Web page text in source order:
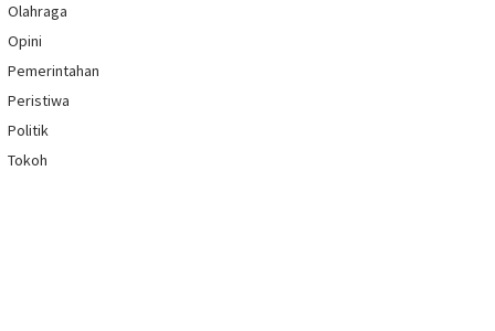
Olahraga
Opini
Pemerintahan
Peristiwa
Politik
Tokoh